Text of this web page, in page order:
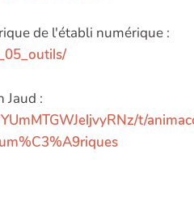
de l'établi numérique :
Jaud :
t/